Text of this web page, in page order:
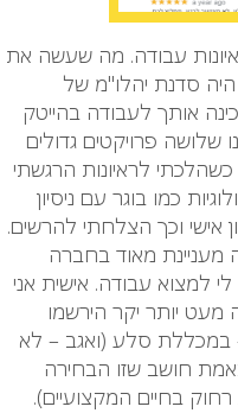
עבודה. מה שעשה את
היה סדנת יהלו"מ של
אותך לעבודה בהייטק
שלושה פרויקטים גדולים
כשהלכתי לראיונות הרגשתי
כמו בוגר עם ניסיון
אישי וכך הצלחתי להרשים.
מאוד בחברה
למצוא עבודה. אישית אני
יותר יקר הירשמו
במכללת סלע (ואגב – לא
חושב שזו הבחירה
בחיים המקצועיים).